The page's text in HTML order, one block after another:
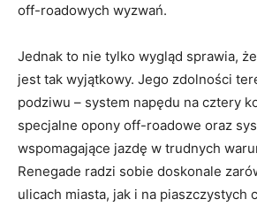
off-roadowych wyzwań.
Jednak to nie tylko wygląd sprawia,
jest tak wyjątkowy.‌ Jego zdolności
podziwu – system napędu na cztery‌
specjalne opony off-roadowe oraz
wspomagające jazdę w trudnych
Renegade radzi sobie ​doskonale​
ulicach miasta, jak i na piaszczystych